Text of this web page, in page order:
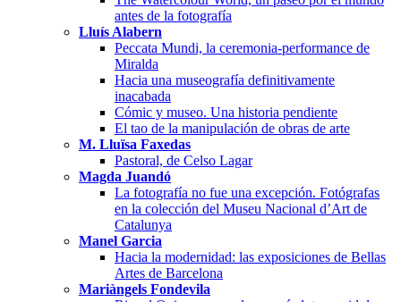
antes de la fotografía
Lluís Alabern
Peccata Mundi, la ceremonia-performance de
Miralda
Hacia una museografía definitivamente
inacabada
Cómic y museo. Una historia pendiente
El tao de la manipulación de obras de arte
M. Lluïsa Faxedas
Pastoral, de Celso Lagar
Magda Juandó
La fotografía no fue una excepción. Fotógrafas
en la colección del Museu Nacional d’Art de
Catalunya
Manel Garcia
Hacia la modernidad: las exposiciones de Bellas
Artes de Barcelona
Mariàngels Fondevila